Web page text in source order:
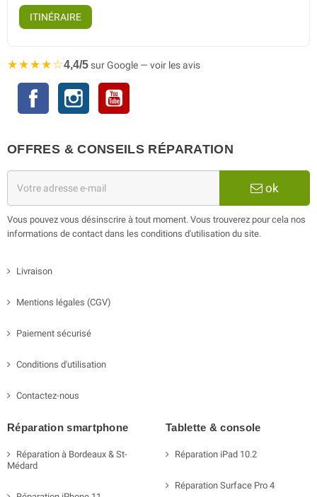
ITINÉRAIRE
★★★★☆4,4/5sur Google — voir les avis
Facebook Instagram
OFFRES & CONSEILS RÉPARATION
ok
Vous pouvez vous désinscrire à tout moment. Vous trouverez pour cela nos
informations de contact dans les conditions d'utilisation du site.
Livraison
Mentions légales (CGV)
Paiement sécurisé
Conditions d'utilisation
Contactez-nous
Réparation smartphone
Réparation à Bordeaux & St-
Médard
Tablette & console
Réparation iPad 10.2
Réparation Surface Pro 4